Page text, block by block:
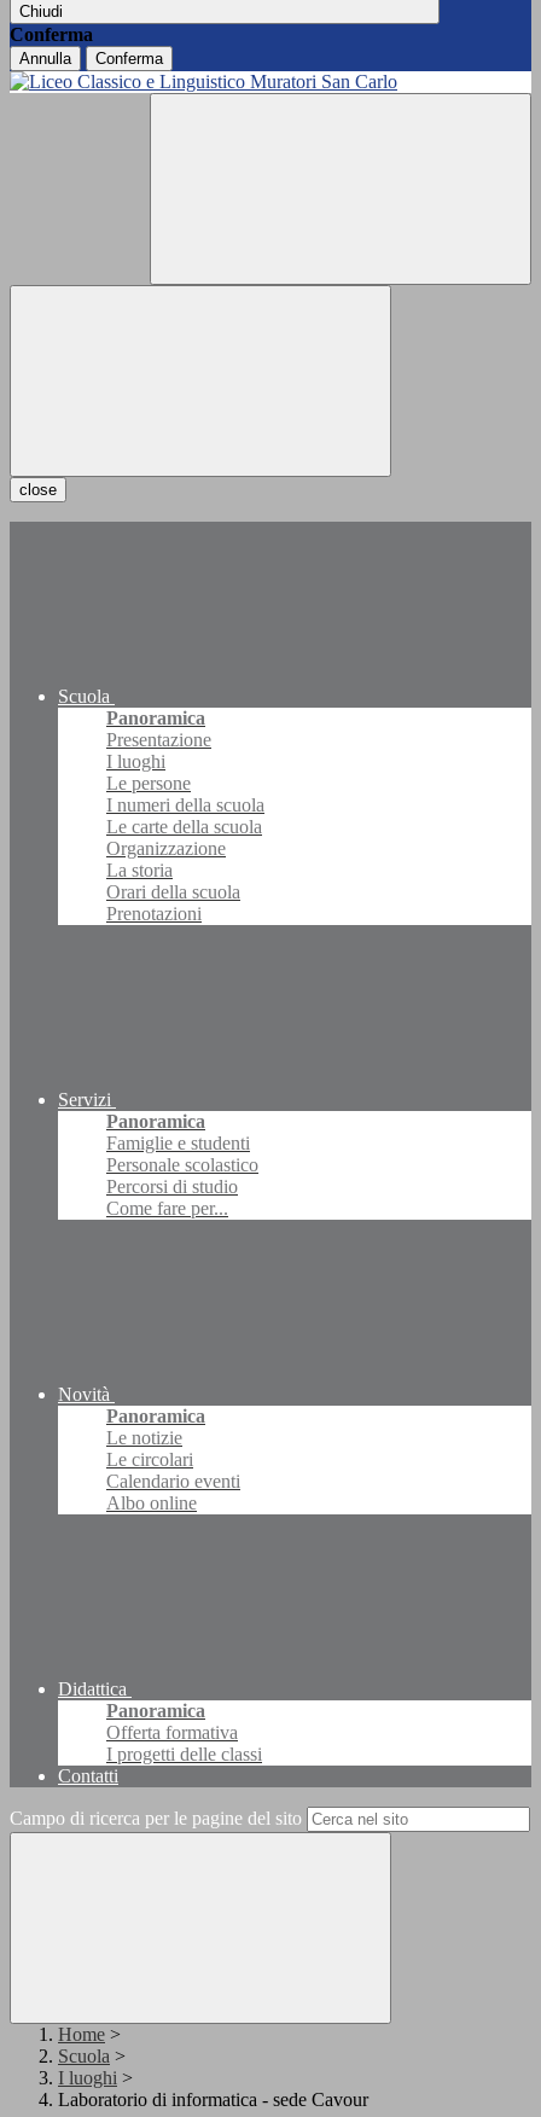
Chiudi
Conferma
Annulla Conferma
close
Scuola
Panoramica
Presentazione
I luoghi
Le persone
I numeri della scuola
Le carte della scuola
Organizzazione
La storia
Orari della scuola
Prenotazioni
Servizi
Panoramica
Famiglie e studenti
Personale scolastico
Percorsi di studio
Come fare per...
Novità
Panoramica
Le notizie
Le circolari
Calendario eventi
Albo online
Didattica
Panoramica
Offerta formativa
I progetti delle classi
Contatti
Campo di ricerca per le pagine del sito
Home >
Scuola >
I luoghi >
Laboratorio di informatica - sede Cavour